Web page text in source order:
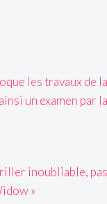
les travaux de
un examen par
inoubliable,
»